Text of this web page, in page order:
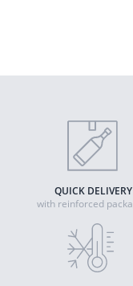
QUICK DELIVERY
with reinforced